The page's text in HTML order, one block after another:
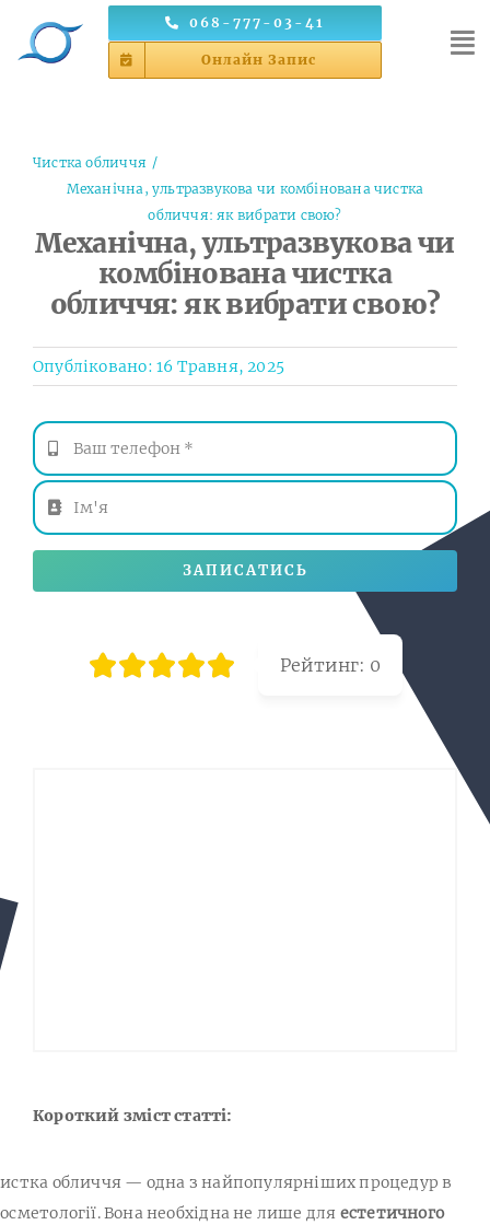
068-777-03-41
Онлайн Запис
Чистка обличчя
Механічна, ультразвукова чи комбінована чистка
обличчя: як вибрати свою?
Механічна, ультразвукова чи
комбінована чистка
обличчя: як вибрати свою?
Опубліковано: 16 Травня, 2025
ЗАПИСАТИСЬ
Рейтинг: 0
Короткий зміст статті:
обличчя — одна з найпопулярніших процедур в
Вона необхідна не лише для естетичного